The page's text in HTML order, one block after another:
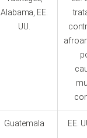
Alabama, EE.
UU.
Guatemala EE.